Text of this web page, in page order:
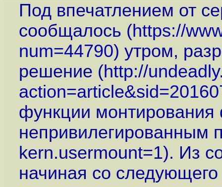
Под впечатлением от
сообщалось (https://
num=44790) утром,
решение (http://
функции
непривилегированным
kern.usermount=1). Из
начиная со